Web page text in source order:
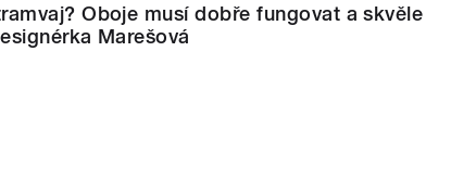
Oboje musí dobře fungovat a skvěle
Marešová